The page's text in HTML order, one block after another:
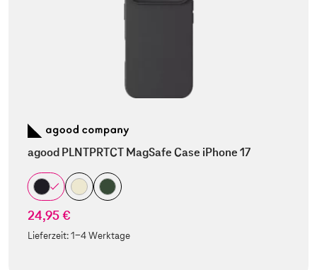
agood PLNTPRTCT MagSafe Case iPhone 17
24,95 €
Lieferzeit:1-4 Werktage